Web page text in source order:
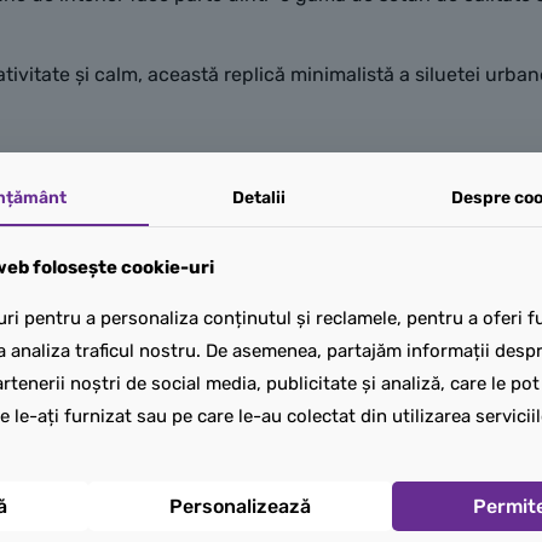
și calm, această replică minimalistă a siluetei
Detalii Despre
folosește cookie-uri
pentru a personaliza conținutul și reclamele, pentru a oferi
analiza traficul nostru. De asemenea, partajăm informații
noștri de social media, publicitate și analiză, care le
le-ați furnizat sau pe care le-au colectat din utilizarea
Personalizează